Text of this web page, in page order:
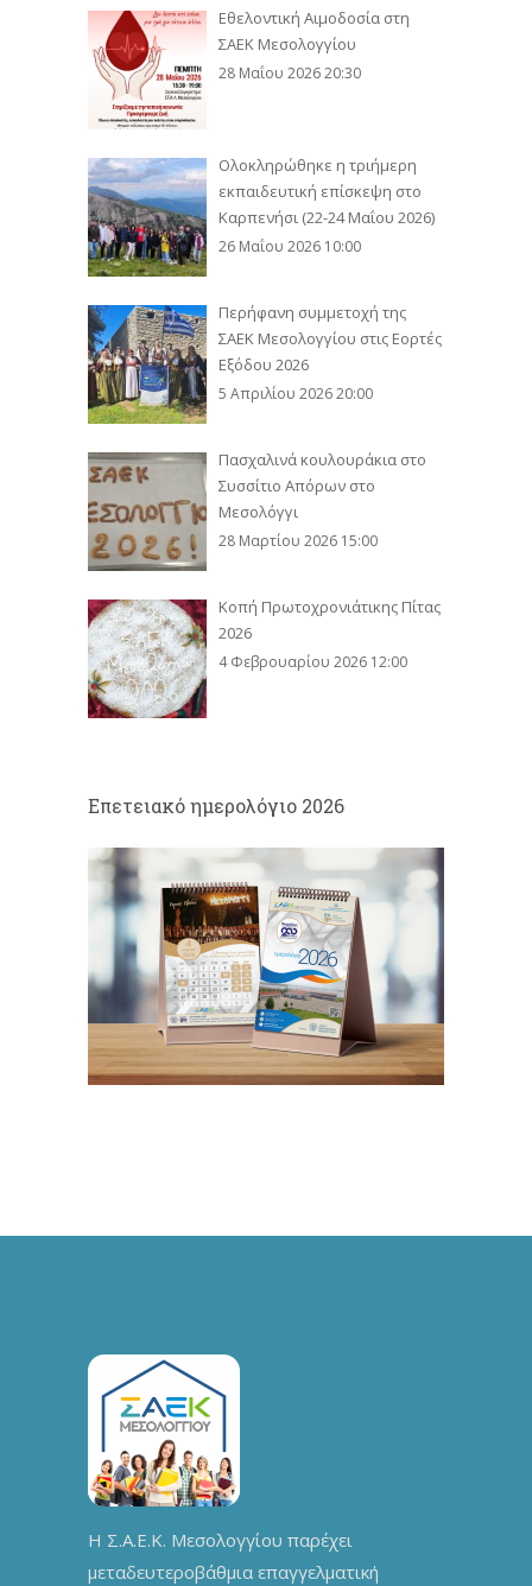
Εθελοντική Αιμοδοσία στη
ΣΑΕΚ Μεσολογγίου
28 Μαΐου 2026 20:30
Ολοκληρώθηκε η τριήμερη
εκπαιδευτική επίσκεψη στο
Καρπενήσι (22-24 Μαΐου 2026)
26 Μαΐου 2026 10:00
Περήφανη συμμετοχή της
ΣΑΕΚ Μεσολογγίου στις Εορτές
Εξόδου 2026
5 Απριλίου 2026 20:00
Πασχαλινά κουλουράκια στο
Συσσίτιο Απόρων στο
Μεσολόγγι
28 Μαρτίου 2026 15:00
Κοπή Πρωτοχρονιάτικης Πίτας
2026
4 Φεβρουαρίου 2026 12:00
Eπετειακό ημερολόγιο 2026
Η Σ.Α.Ε.Κ. Μεσολογγίου παρέχει
μεταδευτεροβάθμια επαγγελματική